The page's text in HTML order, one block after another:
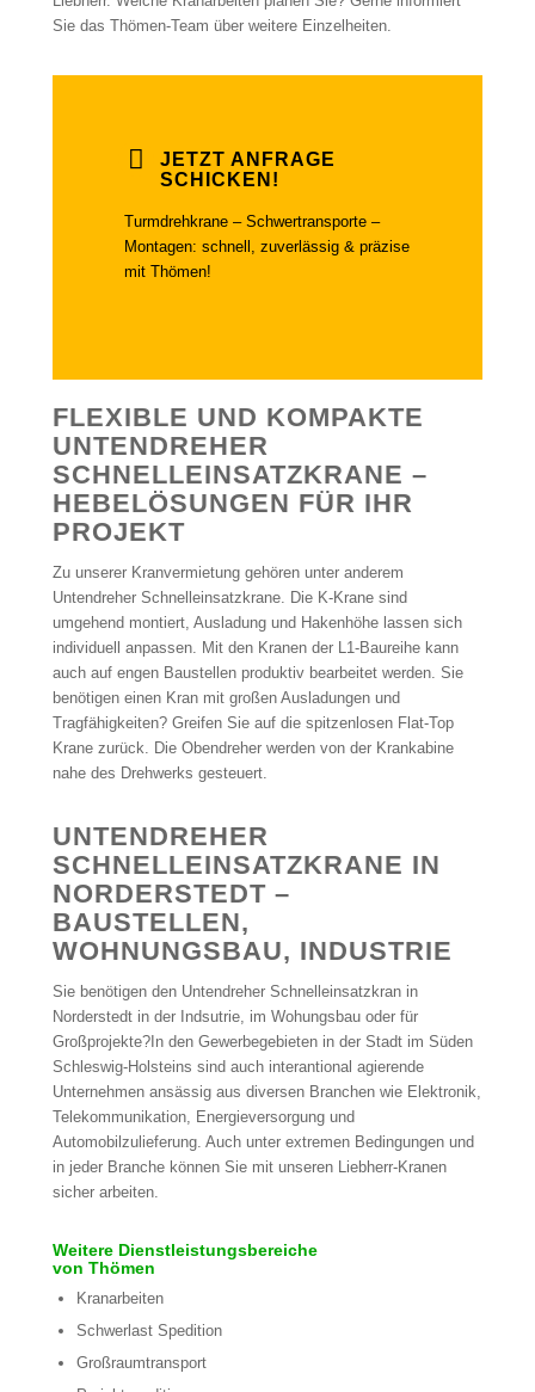
Sie das Thömen-Team über weitere Einzelheiten.
JETZT ANFRAGE
SCHICKEN!
Turmdrehkrane – Schwertransporte –
Montagen: schnell, zuverlässig & präzise
mit Thömen!
FLEXIBLE UND KOMPAKTE
UNTENDREHER
SCHNELLEINSATZKRANE –
HEBELÖSUNGEN FÜR IHR
PROJEKT
Zu unserer Kranvermietung gehören unter anderem
Untendreher Schnelleinsatzkrane. Die K-Krane sind
umgehend montiert, Ausladung und Hakenhöhe lassen sich
individuell anpassen. Mit den Kranen der L1-Baureihe kann
auch auf engen Baustellen produktiv bearbeitet werden. Sie
benötigen einen Kran mit großen Ausladungen und
Tragfähigkeiten? Greifen Sie auf die spitzenlosen Flat-Top
Krane zurück. Die Obendreher werden von der Krankabine
nahe des Drehwerks gesteuert.
UNTENDREHER
SCHNELLEINSATZKRANE IN
NORDERSTEDT –
BAUSTELLEN,
WOHNUNGSBAU, INDUSTRIE
Sie benötigen den Untendreher Schnelleinsatzkran in
Norderstedt in der Indsutrie, im Wohungsbau oder für
Großprojekte?In den Gewerbegebieten in der Stadt im Süden
Schleswig-Holsteins sind auch interantional agierende
Unternehmen ansässig aus diversen Branchen wie Elektronik,
Telekommunikation, Energieversorgung und
Automobilzulieferung. Auch unter extremen Bedingungen und
in jeder Branche können Sie mit unseren Liebherr-Kranen
sicher arbeiten.
Weitere Dienstleistungsbereiche
von Thömen
Kranarbeiten
Schwerlast Spedition
Großraumtransport